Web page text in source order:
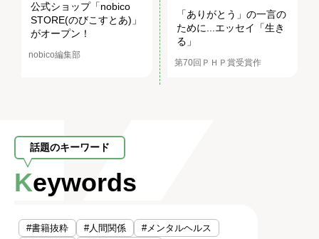
公式ショップ「nobico
STORE(のびこすとあ)」
がオープン！
nobico編集部
「ありがとう」の一言の
ために...エッセイ「生き
る」
第70回ＰＨＰ賞受賞作
話題のキーワード
Keywords
#書籍抜粋 #人間関係
#メンタルヘルス